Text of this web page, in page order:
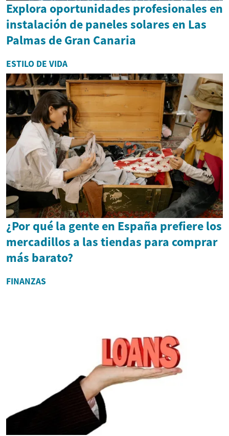
Explora oportunidades profesionales en
instalación de paneles solares en Las
Palmas de Gran Canaria
ESTILO DE VIDA
¿Por qué la gente en España prefiere los
mercadillos a las tiendas para comprar
más barato?
FINANZAS